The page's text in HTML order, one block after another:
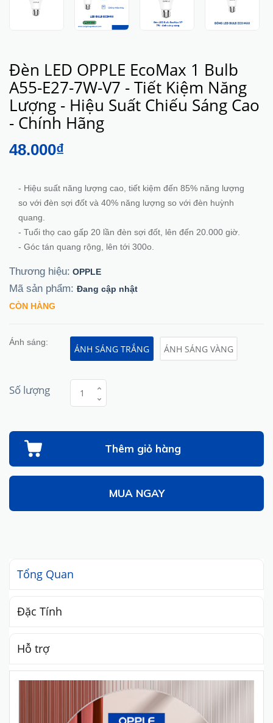
Đèn LED OPPLE EcoMax 1 Bulb
A55-E27-7W-V7 - Tiết Kiệm Năng
Lượng - Hiệu Suất Chiếu Sáng Cao
- Chính Hãng
48.000₫
- Hiệu suất năng lượng cao, tiết kiệm đến 85% năng lượng
so với đèn sợi đốt và 40% năng lượng so với đèn huỳnh
quang.
- Tuổi thọ cao gấp 20 lần đèn sợi đốt, lên đến 20.000 giờ.
- Góc tán quang rộng, lên tới 300o.
Thương hiệu: OPPLE
Mã sản phẩm: Đang cập nhật
CÒN HÀNG
Ánh sáng:
ÁNH SÁNG TRẮNG ÁNH SÁNG VÀNG
Số lượng
Thêm giỏ hàng
MUA NGAY
Tổng Quan
Đặc Tính
Hỗ trợ